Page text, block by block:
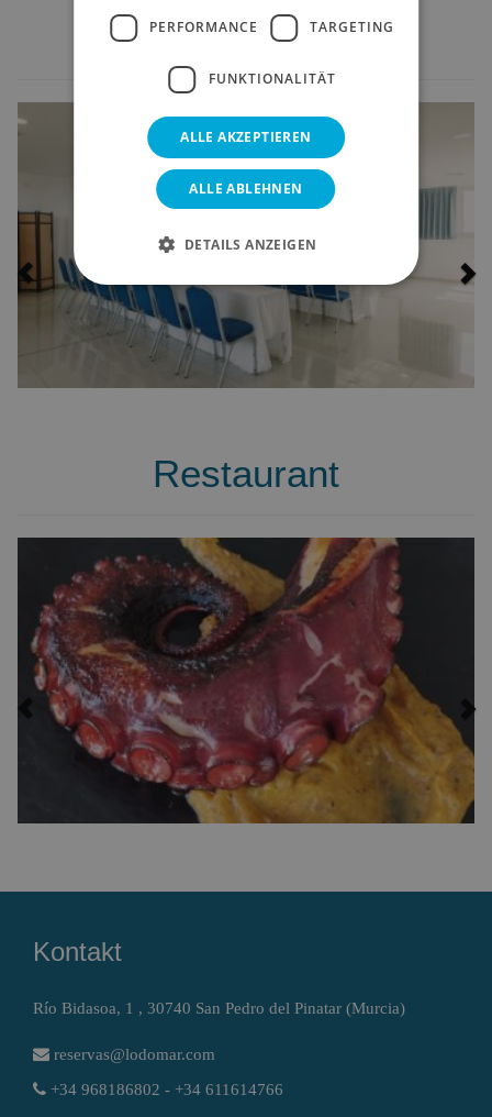
Salon
Previous
Restaurant
Previous
Kontakt
Río Bidasoa, 1 , 30740 San Pedro del Pinatar (Murcia)
reservas@lodomar.com
+34 968186802 - +34 611614766
PERFORMANCE TARGETING
FUNKTIONALITÄT
ALLE AKZEPTIEREN
ALLE ABLEHNEN
DETAILS ANZEIGEN